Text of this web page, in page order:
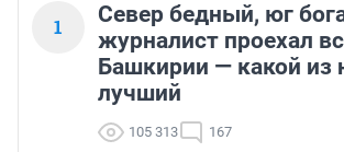
1
Север бедный, юг
журналист проехал
Башкирии — какой из
лучший
105 313 167